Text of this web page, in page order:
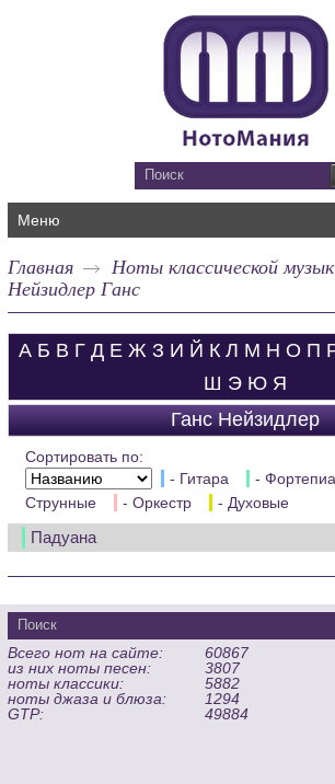
Меню
Главная
Ноты классической
Нейзидлер Ганс
А Б В Г Д Е Ж З И Й К Л М Н О П
Ш Э Ю Я
Ганс Нейзидлер
Сортировать по:
- Гитара
-
Струнные
- Оркестр - Духовые
Падуана
Всего нот на сайте:
60867
из них ноты песен:
3807
ноты классики:
5882
ноты джаза и блюза:
1294
GTP:
49884